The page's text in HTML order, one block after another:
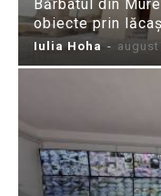
Bărbatul din
obiecte prin
Iulia Hoha -